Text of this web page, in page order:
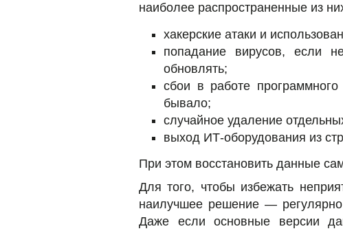
наиболее распространенные из
хакерские атаки и
попадание вирусов, если
обновлять;
сбои в работе
бывало;
случайное удаление
выход ИТ-оборудования из
При этом восстановить данные
Для того, чтобы избежать
наилучшее решение —
Даже если основные версии